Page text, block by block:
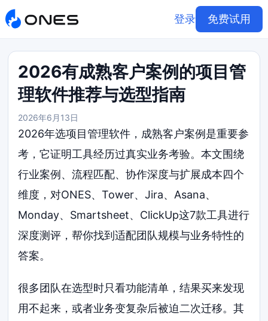
登录 免费试用
2026有成熟客户案例的项目管
理软件推荐与选型指南
2026年6月13日
2026年选项目管理软件，成熟客户案例是重要参
考，它证明工具经历过真实业务考验。本文围绕
行业案例、流程匹配、协作深度与扩展成本四个
维度，对ONES、Tower、Jira、Asana、
Monday、Smartsheet、ClickUp这7款工具进行
深度测评，帮你找到适配团队规模与业务特性的
答案。
很多团队在选型时只看功能清单，结果买来发现
用不起来，或者业务变复杂后被迫二次迁移。其